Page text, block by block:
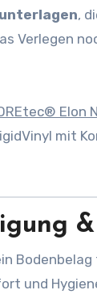
,
Verlegen
Elon
mit
und